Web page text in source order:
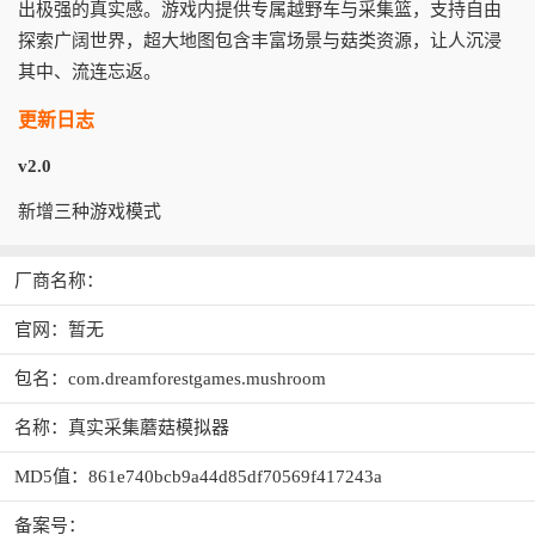
出极强的真实感。游戏内提供专属越野车与采集篮，支持自由
探索广阔世界，超大地图包含丰富场景与菇类资源，让人沉浸
其中、流连忘返。
更新日志
v2.0
新增三种游戏模式
厂商名称：
官网：暂无
包名：com.dreamforestgames.mushroom
名称：真实采集蘑菇模拟器
MD5值：861e740bcb9a44d85df70569f417243a
备案号：